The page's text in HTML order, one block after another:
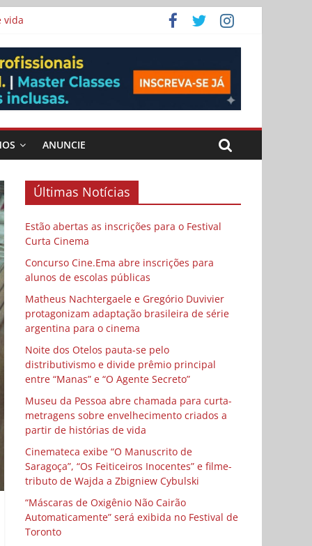
ANUNCIE
Últimas Notícias
Estão abertas as inscrições para o Festival
Curta Cinema
Concurso Cine.Ema abre inscrições para
alunos de escolas públicas
Matheus Nachtergaele e Gregório Duvivier
protagonizam adaptação brasileira de série
argentina para o cinema
Noite dos Otelos pauta-se pelo
distributivismo e divide prêmio principal
entre “Manas” e “O Agente Secreto”
Museu da Pessoa abre chamada para curta-
metragens sobre envelhecimento criados a
partir de histórias de vida
Cinemateca exibe “O Manuscrito de
Saragoça”, “Os Feiticeiros Inocentes” e filme-
tributo de Wajda a Zbigniew Cybulski
“Máscaras de Oxigênio Não Cairão
Automaticamente” será exibida no Festival de
Toronto